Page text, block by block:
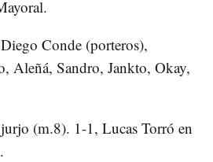
Conde (porteros),
Aleñá, Sandro, Jankto, Okay,
(m.8). 1-1, Lucas Torró en